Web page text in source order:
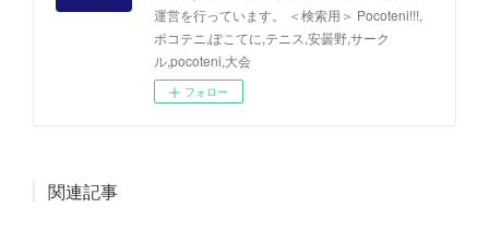
運営を行っています。 ＜検索用＞ Pocoteni!!!,
ポコテニ,ぽこてに,テニス,安曇野,サーク
ル,pocoteni,大会
フォロー
関連記事